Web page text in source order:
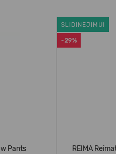
Pants
-29%
SLIDINĖJIMUI
REIMA